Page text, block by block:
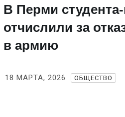
В Перми
отчислили за
в армию
18 МАРТА, 2026 ОБЩЕСТВО